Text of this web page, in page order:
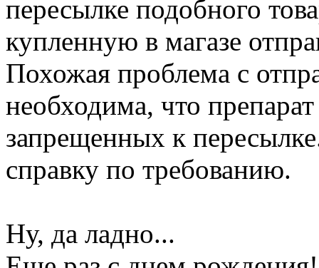
пересылке подобного
купленную в магазе
Похожая проблема с
необходима, что
запрещенных к
справку по требованию.
Ну, да ладно...